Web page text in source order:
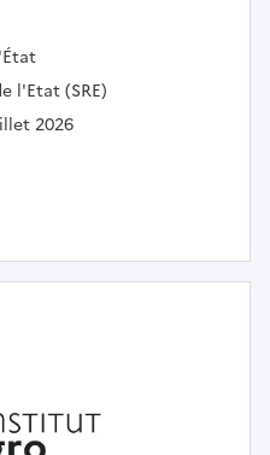
l'Etat (SRE)
2026
Pôle Conseil